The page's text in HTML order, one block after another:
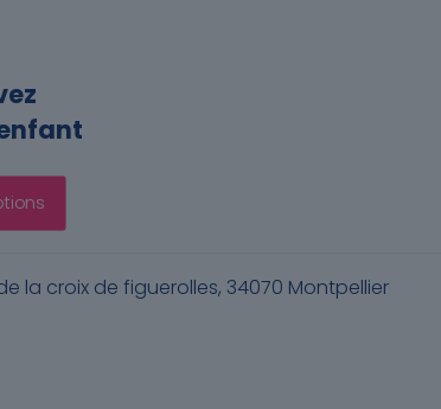
la croix de figuerolles, 34070 Montpellier